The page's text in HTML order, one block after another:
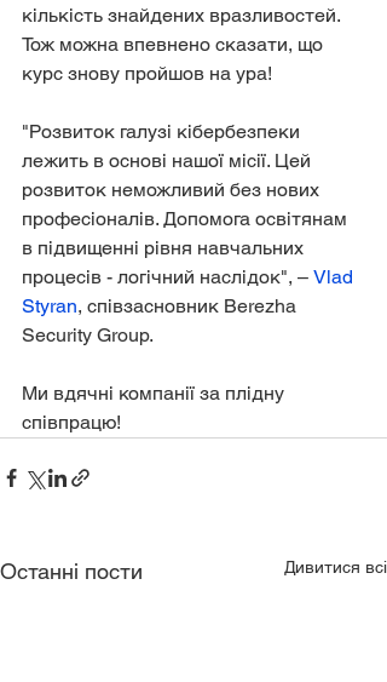
кількість знайдених вразливостей.
Тож можна впевнено сказати, що
курс знову пройшов на ура!
"Розвиток галузі кібербезпеки
лежить в основі нашої місії. Цей
розвиток неможливий без нових
професіоналів. Допомога освітянам
в підвищенні рівня навчальних
процесів - логічний наслідок", – Vlad
Styran, співзасновник Berezha
Security Group.
Ми вдячні компанії за плідну
співпрацю!
Останні пости Дивитися всі